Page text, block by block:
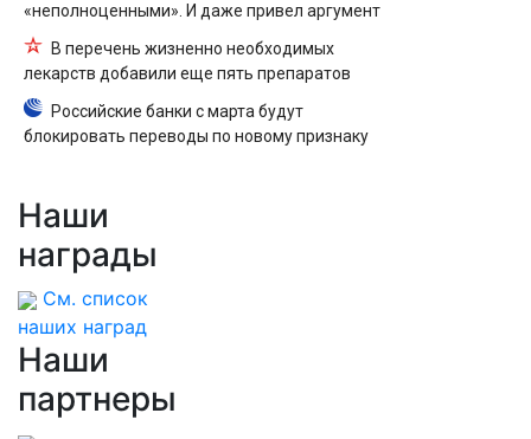
«неполноценными». И даже привел аргумент
В перечень жизненно необходимых
лекарств добавили еще пять препаратов
Российские банки с марта будут
блокировать переводы по новому признаку
Наши
награды
См. список
наших наград
Наши
партнеры